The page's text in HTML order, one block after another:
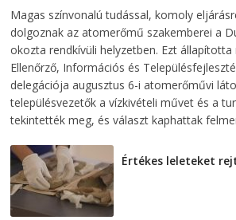
Magas színvonalú tudással, komoly
dolgoznak az atomerőmű szakemberei a
okozta rendkívüli helyzetben. Ezt
Ellenőrző, Információs és
delegációja augusztus 6-i atomerőművi
településvezetők a vízkivételi művet és a
tekintették meg, és választ kaphattak
Értékes leleteket